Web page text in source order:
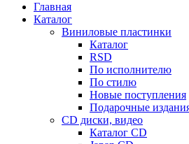
Главная
Каталог
Виниловые пластинки
Каталог
RSD
По исполнителю
По стилю
Новые поступления
Подарочные
CD диски, видео
Каталог CD